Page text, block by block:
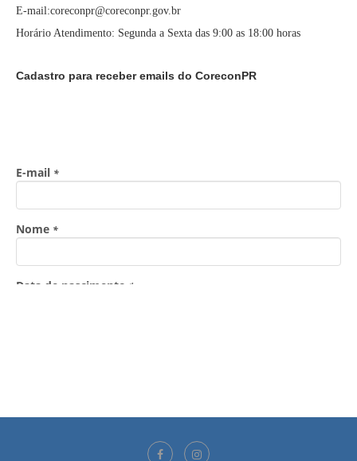
E-mail:coreconpr@coreconpr.gov.br
Horário Atendimento: Segunda a Sexta das 9:00 as 18:00 horas
Cadastro para receber emails do CoreconPR